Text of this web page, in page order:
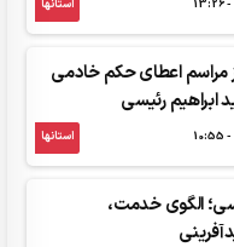
استانها
مراسم اعطای حکم خادمی
ابراهیم رئیسی
استانها
الگوی خدمت،